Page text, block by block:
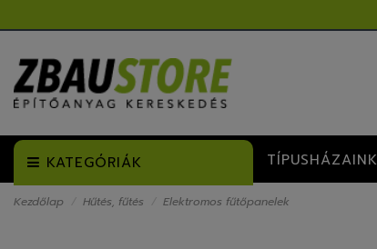
KATEGÓRIÁK TÍPUSHÁZAINK
Kezdőlap Hűtés, fűtés Elektromos fűtőpanelek